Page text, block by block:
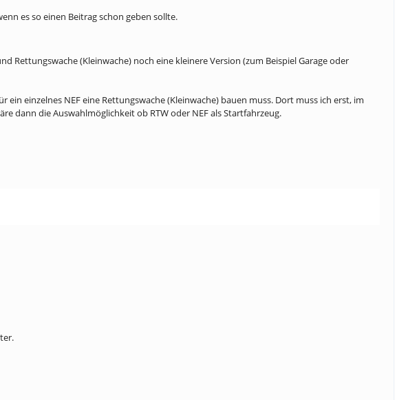
es so einen Beitrag schon geben sollte.
Rettungswache (Kleinwache) noch eine kleinere Version (zum Beispiel Garage oder
einzelnes NEF eine Rettungswache (Kleinwache) bauen muss. Dort muss ich erst, im
dann die Auswahlmöglichkeit ob RTW oder NEF als Startfahrzeug.